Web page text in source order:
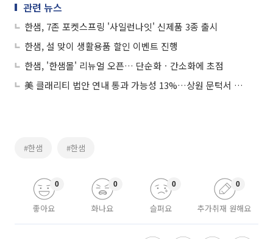
관련 뉴스
한샘, 7존 포켓스프링 '사일런나잇' 신제품 3종 출시
한샘, 설 맞이 생활용품 할인 이벤트 진행
한샘, '한샘몰' 리뉴얼 오픈… 단순화ㆍ간소화에 초점
美 클래리티 법안 연내 통과 가능성 13%…상원 문턱서 제동
#한샘 #한샘
좋아요
0
화나요
0
슬퍼요
0
추가취재 원해요
0